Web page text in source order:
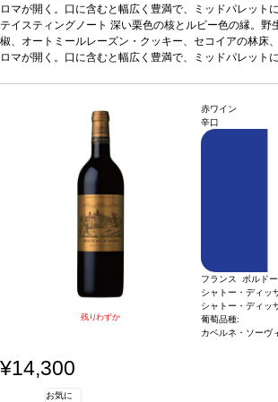
ロマが開く。口に含むと幅広く豊満で、ミッドパレット
ラックチェリー、熟したブルーベリーとほのかなカカオ
な後味は、熟したタンニンと甘いオークのニュアンスを
ーク・リブ、中華などと好相性。葡萄品種ジンファンデ
テイスティングノート 深い栗色の核とルビー色の縁。野
椒、オートミールレーズン・クッキー、セコイアの林床
ロマが開く。口に含むと幅広く豊満で、ミッドパレット
葡萄品種ジンファンデ
*本ヴィンテージが在庫切れの場合、在庫があり価
次のヴィンテージに変更されます、ご了承ください。
残りわずか
赤ワイン
辛口
フランス ボルド
シャトー・ディッ
シャトー・ディッ
葡萄品種:
カベルネ・ソーヴ
¥14,300
お気に